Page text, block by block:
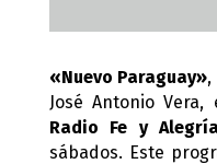
«Nuevo Paraguay»,
José Antonio
Radio Fe y Alegría
sábados. Este